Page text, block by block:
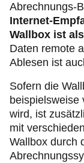
Abrechnungs-
Internet­-
Wallbox ist
Daten remote
Ablesen ist
Sofern die
beispielsweise
wird, ist
mit
Wallbox durch